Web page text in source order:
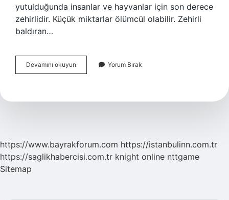
yutulduğunda insanlar ve hayvanlar için son derece
zehirlidir. Küçük miktarlar ölümcül olabilir. Zehirli
baldıran…
Devamını okuyun Baldıran
Otu
Olur
Yorum Bırak
https://www.bayrakforum.com https://istanbulinn.com.tr
https://saglikhabercisi.com.tr knight online nttgame
Sitemap